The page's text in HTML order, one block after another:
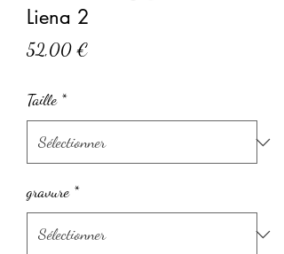
Liena 2
52,00 €
Taille *
gravure *